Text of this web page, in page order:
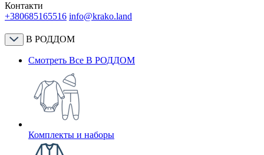
Контакти
+380685165516 info@krako.land
В РОДДОМ
Смотреть Все В РОДДОМ
Комплекты и наборы